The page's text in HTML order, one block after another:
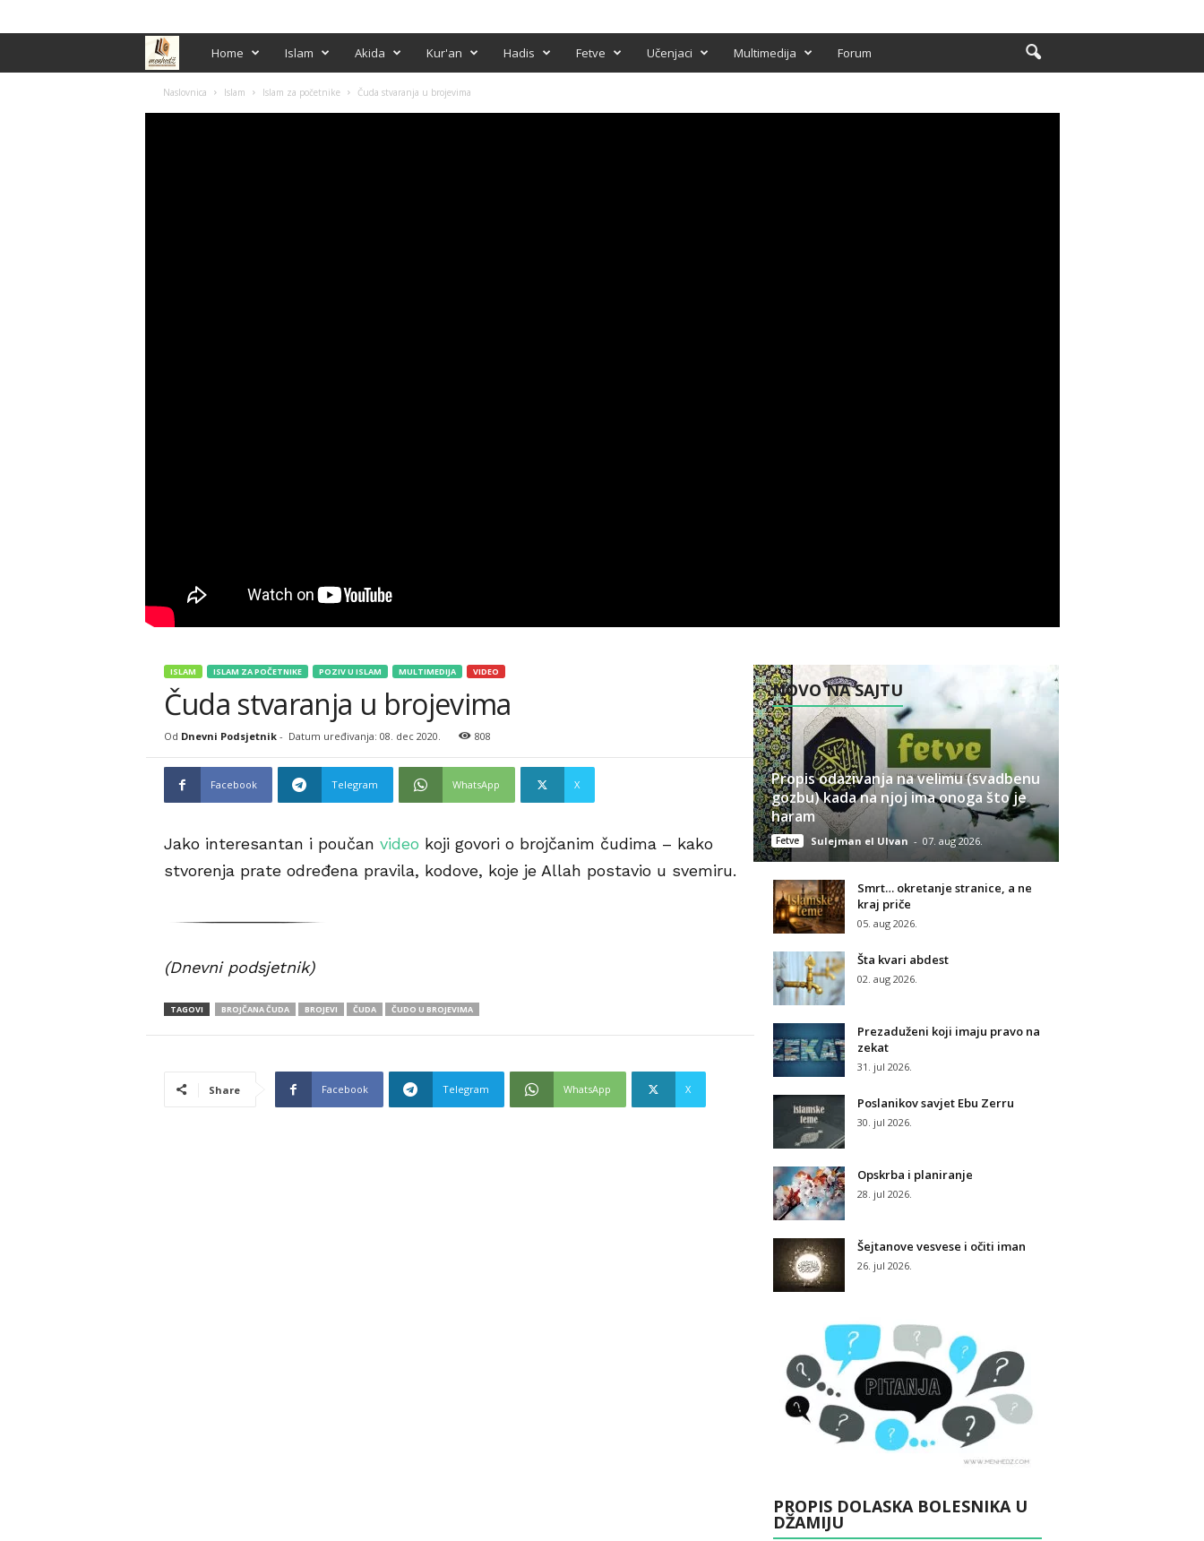
e
Home Islam Akida Kur'an Hadis Fetve Učenjaci Multimedija Forum
Naslovnica Islam Islam za početnike Čuda stvaranja u brojevima
ISLAM ISLAM ZA POČETNIKE POZIV U ISLAM MULTIMEDIJA VIDEO
Čuda stvaranja u brojevima
Od Dnevni Podsjetnik- Datum uređivanja: 08. dec 2020. 808
Facebook Telegram WhatsApp X
Jako interesantan i poučan video koji govori o brojčanim čudima – kako
stvorenja prate određena pravila, kodove, koje je Allah postavio u svemiru.
(Dnevni podsjetnik)
TAGOVI BROJČANA ČUDA BROJEVI ČUDA ČUDO U BROJEVIMA
Share Facebook Telegram WhatsApp X
NOVO NA SAJTU
Propis odazivanja na velimu (svadbenu
gozbu) kada na njoj ima onoga što je
haram
Fetve Sulejman el Ulvan - 07. aug 2026.
Smrt… okretanje stranice, a ne
kraj priče
05. aug 2026.
Šta kvari abdest
02. aug 2026.
Prezaduženi koji imaju pravo na
zekat
31. jul 2026.
Poslanikov savjet Ebu Zerru
30. jul 2026.
Opskrba i planiranje
28. jul 2026.
Šejtanove vesvese i očiti iman
26. jul 2026.
PROPIS DOLASKA BOLESNIKA U
DŽAMIJU